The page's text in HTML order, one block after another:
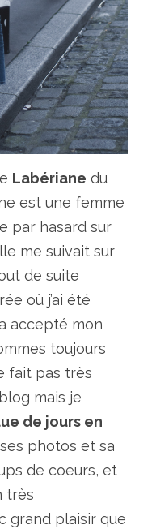
Labériane du
est une femme
par hasard sur
me suivait sur
de suite
où j’ai été
accepté mon
toujours
fait pas très
mais je
de jours en
photos et sa
de coeurs, et
très
grand plaisir que